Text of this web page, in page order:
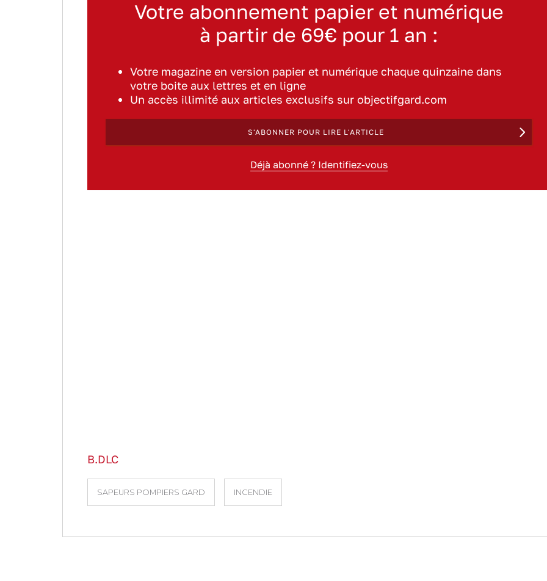
Votre abonnement papier et numérique
à partir de 69€ pour 1 an :
Votre magazine en version papier et numérique chaque quinzaine dans
votre boite aux lettres et en ligne
Un accès illimité aux articles exclusifs sur objectifgard.com
S'ABONNER POUR LIRE L'ARTICLE
Déjà abonné ? Identifiez-vous
B.DLC
SAPEURS POMPIERS GARD INCENDIE